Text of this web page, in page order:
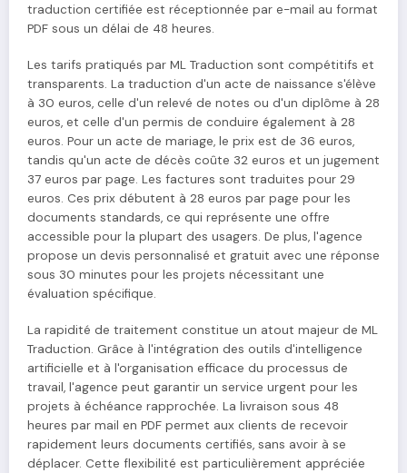
traduction certifiée est réceptionnée par e-mail au format
PDF sous un délai de 48 heures.
Les tarifs pratiqués par ML Traduction sont compétitifs et
transparents. La traduction d'un acte de naissance s'élève
à 30 euros, celle d'un relevé de notes ou d'un diplôme à 28
euros, et celle d'un permis de conduire également à 28
euros. Pour un acte de mariage, le prix est de 36 euros,
tandis qu'un acte de décès coûte 32 euros et un jugement
37 euros par page. Les factures sont traduites pour 29
euros. Ces prix débutent à 28 euros par page pour les
documents standards, ce qui représente une offre
accessible pour la plupart des usagers. De plus, l'agence
propose un devis personnalisé et gratuit avec une réponse
sous 30 minutes pour les projets nécessitant une
évaluation spécifique.
La rapidité de traitement constitue un atout majeur de ML
Traduction. Grâce à l'intégration des outils d'intelligence
artificielle et à l'organisation efficace du processus de
travail, l'agence peut garantir un service urgent pour les
projets à échéance rapprochée. La livraison sous 48
heures par mail en PDF permet aux clients de recevoir
rapidement leurs documents certifiés, sans avoir à se
déplacer. Cette flexibilité est particulièrement appréciée